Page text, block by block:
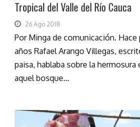
Tropical del Valle del Río Cauca
26 Ago 2018
Por Minga de comunicación.
años Rafael Arango Villegas,
paisa, hablaba sobre la hermosura
aquel bosque...